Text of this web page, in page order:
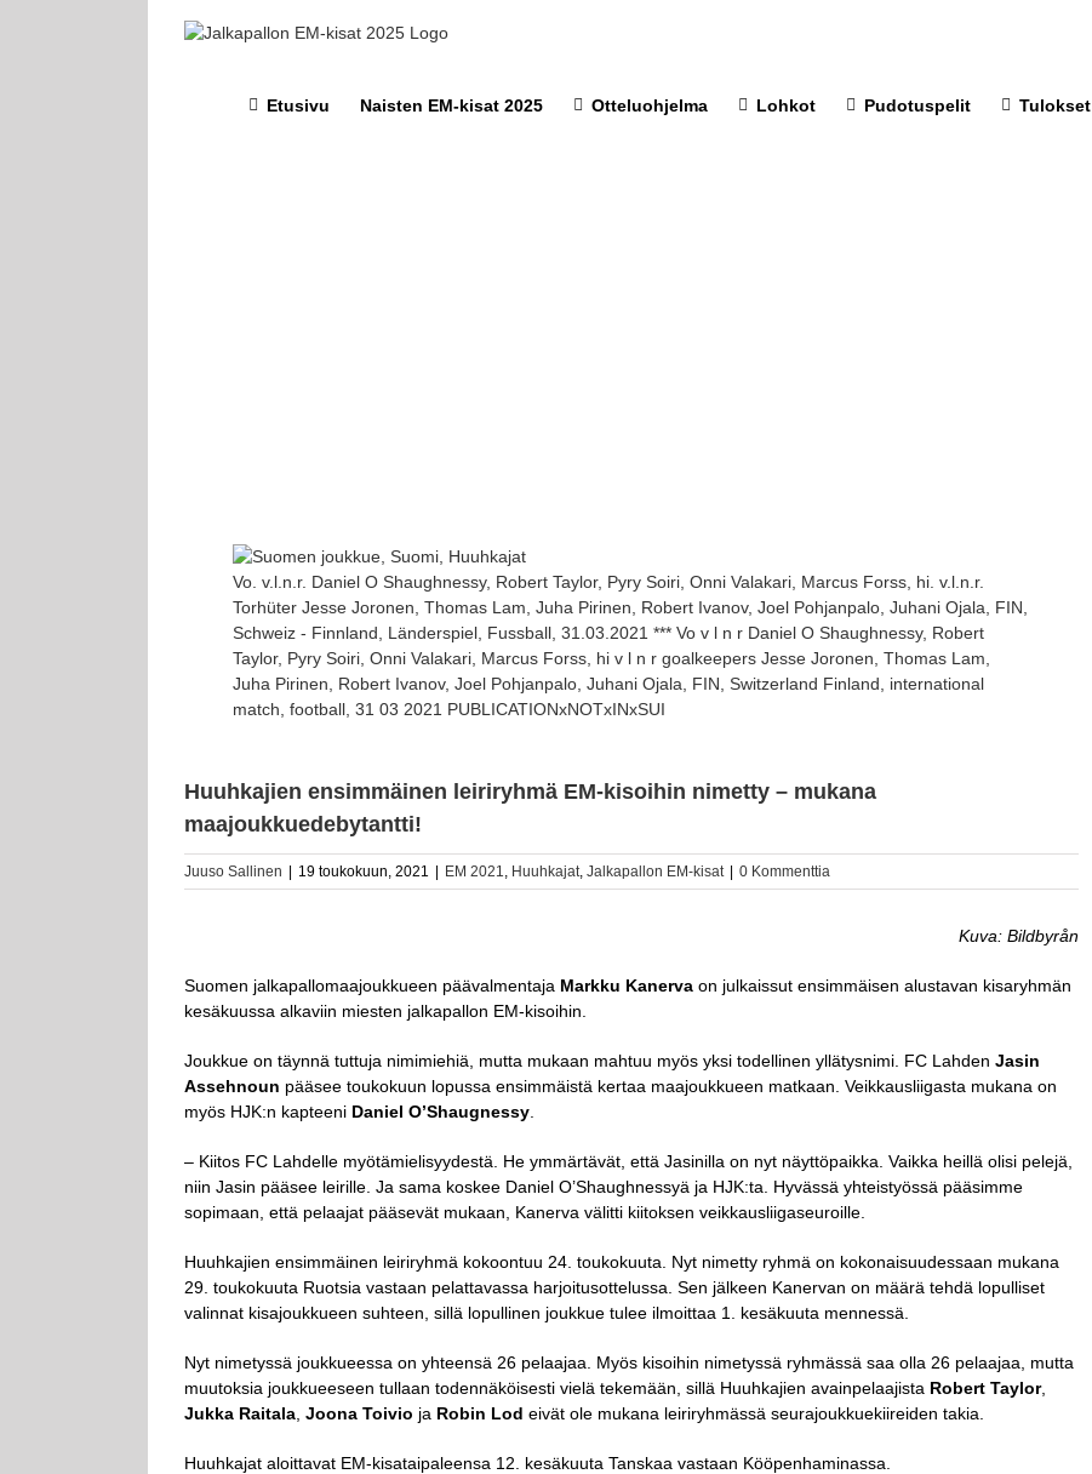
Etusivu Naisten EM-kisat 2025 Otteluohjelma Lohkot Pudotuspelit Tulokset
isompana
Vo. v.l.n.r. Daniel O Shaughnessy, Robert Taylor, Pyry Soiri, Onni Valakari, Marcus Forss, hi. v.l.n.r.
Torhüter Jesse Joronen, Thomas Lam, Juha Pirinen, Robert Ivanov, Joel Pohjanpalo, Juhani Ojala, FIN,
Schweiz - Finnland, Länderspiel, Fussball, 31.03.2021 *** Vo v l n r Daniel O Shaughnessy, Robert
Taylor, Pyry Soiri, Onni Valakari, Marcus Forss, hi v l n r goalkeepers Jesse Joronen, Thomas Lam,
Juha Pirinen, Robert Ivanov, Joel Pohjanpalo, Juhani Ojala, FIN, Switzerland Finland, international
match, football, 31 03 2021 PUBLICATIONxNOTxINxSUI
Huuhkajien ensimmäinen leiriryhmä EM-kisoihin nimetty – mukana
maajoukkuedebytantti!
Juuso Sallinen 19 toukokuun, 2021 EM 2021, Huuhkajat, Jalkapallon EM-kisat 0 Kommenttia
Kuva: Bildbyrån
Suomen jalkapallomaajoukkueen päävalmentaja Markku Kanerva on julkaissut ensimmäisen alustavan kisaryhmän
kesäkuussa alkaviin miesten jalkapallon EM-kisoihin.
Joukkue on täynnä tuttuja nimimiehiä, mutta mukaan mahtuu myös yksi todellinen yllätysnimi. FC Lahden Jasin
Assehnoun pääsee toukokuun lopussa ensimmäistä kertaa maajoukkueen matkaan. Veikkausliigasta mukana on
myös HJK:n kapteeni Daniel O’Shaugnessy
– Kiitos FC Lahdelle myötämielisyydestä. He ymmärtävät, että Jasinilla on nyt näyttöpaikka. Vaikka heillä olisi pelejä,
niin Jasin pääsee leirille. Ja sama koskee Daniel O’Shaughnessyä ja HJK:ta. Hyvässä yhteistyössä pääsimme
sopimaan, että pelaajat pääsevät mukaan, Kanerva välitti kiitoksen veikkausliigaseuroille.
Huuhkajien ensimmäinen leiriryhmä kokoontuu 24. toukokuuta. Nyt nimetty ryhmä on kokonaisuudessaan mukana
29. toukokuuta Ruotsia vastaan pelattavassa harjoitusottelussa. Sen jälkeen Kanervan on määrä tehdä lopulliset
valinnat kisajoukkueen suhteen, sillä lopullinen joukkue tulee ilmoittaa 1. kesäkuuta mennessä.
Nyt nimetyssä joukkueessa on yhteensä 26 pelaajaa. Myös kisoihin nimetyssä ryhmässä saa olla 26 pelaajaa, mutta
muutoksia joukkueeseen tullaan todennäköisesti vielä tekemään, sillä Huuhkajien avainpelaajista Robert Taylor,
Jukka Raitala Joona Toivio ja Robin Lod eivät ole mukana leiriryhmässä seurajoukkuekiireiden takia.
Huuhkajat aloittavat EM-kisataipaleensa 12. kesäkuuta Tanskaa vastaan Kööpenhaminassa.